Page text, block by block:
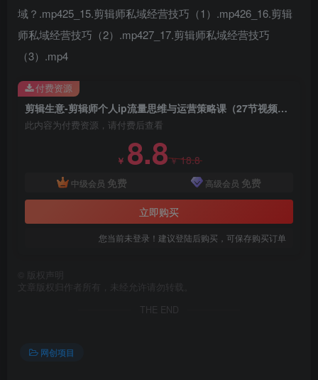
域？.mp425_15.剪辑师私域经营技巧（1）.mp426_16.剪辑
师私域经营技巧（2）.mp427_17.剪辑师私域经营技巧
（3）.mp4
剪辑生意-剪辑师个人ip流量思维与运营策略课（27节视频课）
此内容为付费资源，请付费后查看
￥ 8.8￥18.8
中级会员 免费 高级会员 免费
立即购买
您当前未登录！建议登陆后购买，可保存购买订单
付费资源
版权声明
文章版权归作者所有，未经允许请勿转载。
THE END
网创项目